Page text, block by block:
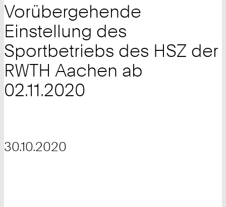
Vorübergehende
Einstellung des
Sportbetriebs des HSZ der
RWTH Aachen ab
02.11.2020
30.10.2020